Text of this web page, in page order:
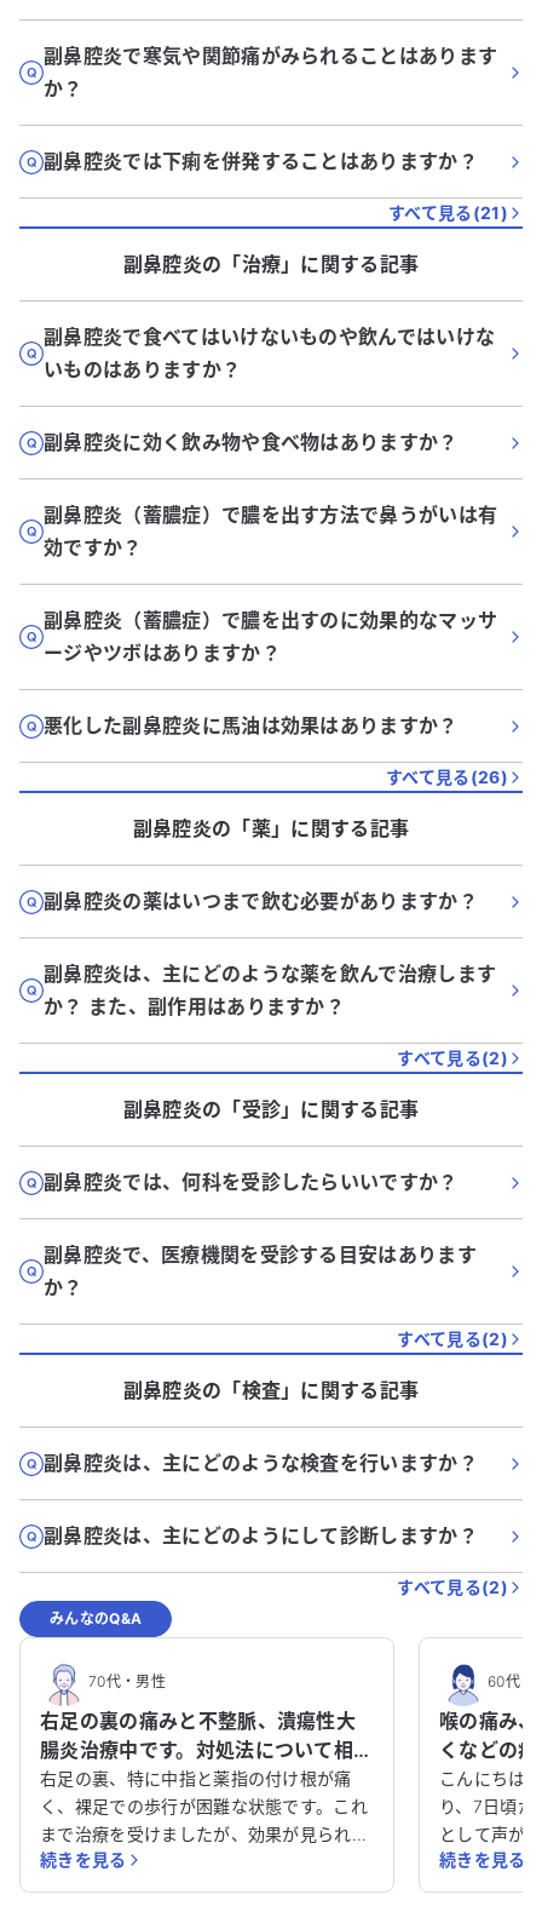
副鼻腔炎で寒気や関節痛がみられることはあります
か？
副鼻腔炎では下痢を併発することはありますか？
すべて見る(21)
副鼻腔炎の「治療」に関する記事
副鼻腔炎で食べてはいけないものや飲んではいけな
いものはありますか？
副鼻腔炎に効く飲み物や食べ物はありますか？
副鼻腔炎（蓄膿症）で膿を出す方法で鼻うがいは有
効ですか？
副鼻腔炎（蓄膿症）で膿を出すのに効果的なマッサ
ージやツボはありますか？
悪化した副鼻腔炎に馬油は効果はありますか？
すべて見る(26)
副鼻腔炎の「薬」に関する記事
副鼻腔炎の薬はいつまで飲む必要がありますか？
副鼻腔炎は、主にどのような薬を飲んで治療します
か？ また、副作用はありますか？
すべて見る(2)
副鼻腔炎の「受診」に関する記事
副鼻腔炎では、何科を受診したらいいですか？
副鼻腔炎で、医療機関を受診する目安はあります
か？
すべて見る(2)
副鼻腔炎の「検査」に関する記事
副鼻腔炎は、主にどのような検査を行いますか？
副鼻腔炎は、主にどのようにして診断しますか？
すべて見る(2)
みんなのQ&A
70代・男性
右足の裏の痛みと不整脈、潰瘍性大
腸炎治療中です。対処法について相談
させてください。
右足の裏、特に中指と薬指の付け根が痛
く、裸足での歩行が困難な状態です。これ
まで治療を受けましたが、効果が見られ
ず、現在は中敷を使用しています。 アレル
ギー性疾患や不整脈、潰瘍性大腸炎などの
続きを見る
60代・
喉の痛み
くなどの
中の私は
か？
こんにちは
り、7日頃
として声が
や花粉症の
ません。糖
続きを見る